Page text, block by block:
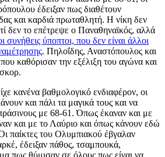
έδειξαν πως διαθέτουν
και καρδιά πρωταθλητή. Η νίκη δεν
δεν το επέτρεψε ο Παναθηναϊκός, αλλά
συνήθεις ύποπτοι, που δεν είναι άλλοι
. Πηλοΐδης, Αναστόπουλος και
καθόρισαν την εξέλιξη του αγώνα και
κανένα βαθμολογικό ενδιαφέρον, οι
και πάλι τα μαγικά τους και να
με 68-61. Όπως έκαναν και με
και με το Λαύριο και όπως κάνουν εδώ
παίκτες του Ολυμπιακού έβγαλαν
έδειξαν πάθος, τσαμπουκά,
πως θύμισαν σε όλους πως είναι να